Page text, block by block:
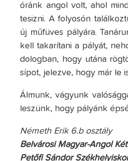
óránk angol volt, ahol
tesizni. A folyosón
új műfüves pályára.
kell takarítani a pályát,
dologban, hogy utána
sípot, jelezve, hogy már le
Álmunk, vágyunk
leszünk, hogy pályánk
Németh Erik 6.b osztály
Belvárosi Magyar-Angol
Petőfi Sándor